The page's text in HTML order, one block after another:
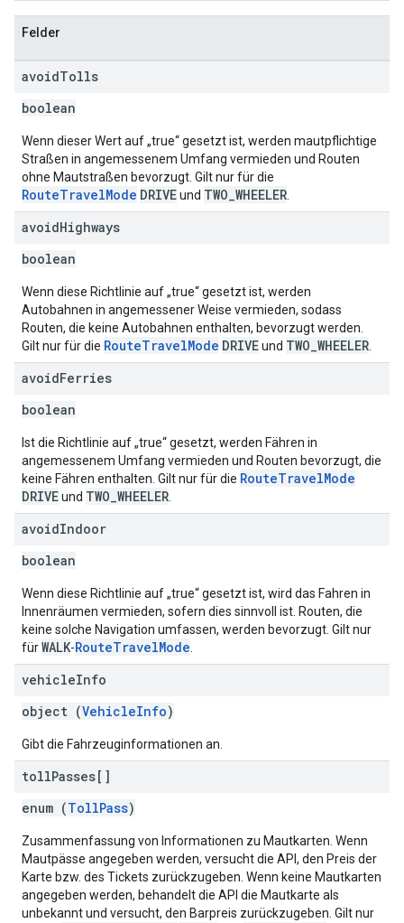
Felder
avoidTolls
boolean
Wenn dieser Wert auf „true“ gesetzt ist, werden mautpflichtige
Straßen in angemessenem Umfang vermieden und Routen
ohne Mautstraßen bevorzugt. Gilt nur für die
RouteTravelMode DRIVEund TWO_WHEELER
avoidHighways
boolean
Wenn diese Richtlinie auf „true“ gesetzt ist, werden
Autobahnen in angemessener Weise vermieden, sodass
Routen, die keine Autobahnen enthalten, bevorzugt werden.
Gilt nur für die RouteTravelMode DRIVEund TWO_WHEELER
avoidFerries
boolean
Ist die Richtlinie auf „true“ gesetzt, werden Fähren in
angemessenem Umfang vermieden und Routen bevorzugt, die
keine Fähren enthalten. Gilt nur für die RouteTravelMode
DRIVEund TWO_WHEELER
avoidIndoor
boolean
Wenn diese Richtlinie auf „true“ gesetzt ist, wird das Fahren in
Innenräumen vermieden, sofern dies sinnvoll ist. Routen, die
keine solche Navigation umfassen, werden bevorzugt. Gilt nur
fürWALK-RouteTravelMode
vehicleInfo
object (VehicleInfo)
Gibt die Fahrzeuginformationen an.
tollPasses[]
enum (TollPass)
Zusammenfassung von Informationen zu Mautkarten. Wenn
Mautpässe angegeben werden, versucht die API, den Preis der
Karte bzw. des Tickets zurückzugeben. Wenn keine Mautkarten
angegeben werden, behandelt die API die Mautkarte als
unbekannt und versucht, den Barpreis zurückzugeben. Gilt nur